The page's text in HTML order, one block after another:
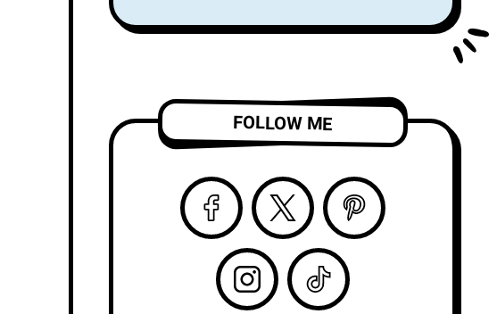
クトを務め、8月
からはSnail Mail
を務める注目
株！
LP『Alight and
「Complication
」のビデオを公
開！
FOLLOW ME